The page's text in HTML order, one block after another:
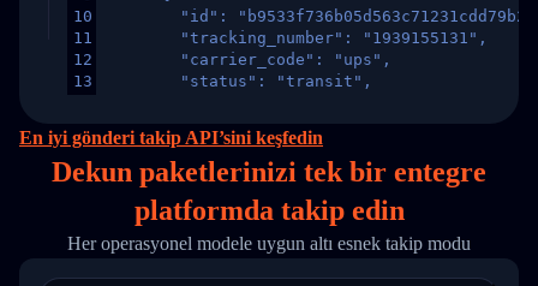
10
11
12
13
16
17
20
21
22
"id":
        "tracking_number": "1939155131",
        "carrier_code": "ups",
        "status": "transit",
        "itemTimeLength": 2,
        "weblink": "",
        "phone": null,
        "trackinfo": [
          {
            "Date": "2017-03-08 04: 22: 00",
"StatusDescription": "Departed
En iyi gönderi takip API’sini keşfedin
Dekun paketlerinizi tek bir entegre
platformda takip edin
Her operasyonel modele uygun altı esnek takip modu